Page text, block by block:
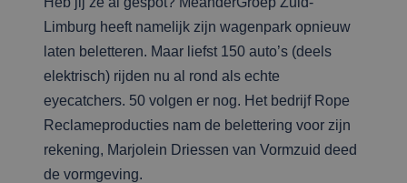
Limburg heeft namelijk zijn wagenpark opnieuw
laten beletteren. Maar liefst 150 auto’s (deels
elektrisch) rijden nu al rond als echte
eyecatchers. 50 volgen er nog. Het bedrijf Rope
Reclameproducties nam de belettering voor zijn
rekening, Marjolein Driessen van Vormzuid deed
de vormgeving.